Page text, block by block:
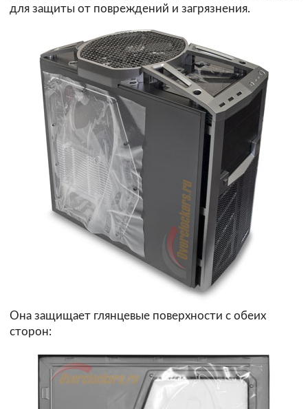
для защиты от повреждений и загрязнения.
Она защищает глянцевые поверхности с обеих
сторон: